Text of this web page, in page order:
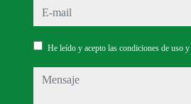
e-mail
He leído y acepto las condiciones de uso y
mensaje